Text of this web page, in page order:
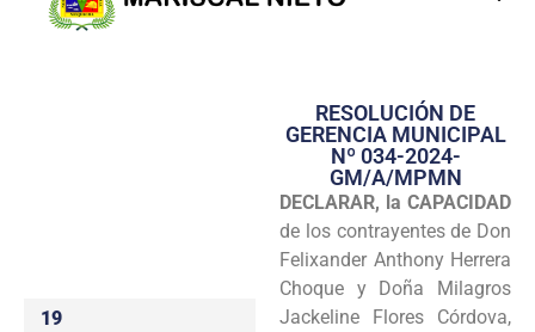
Transparencia
Seguridad
Programas
Intranet
19
RESOLUCIÓN DE
GERENCIA MUNICIPAL
Nº 034-2024-
GM/A/MPMN
DECLARAR, la CAPACIDAD
de los contrayentes de Don
Felixander Anthony Herrera
Choque y Doña Milagros
Jackeline Flores Córdova,